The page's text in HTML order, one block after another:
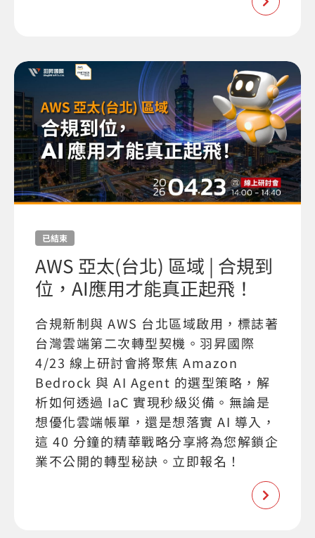
已結束
AWS 亞太(台北) 區域 | 合規到
位，AI應用才能真正起飛！
合規新制與 AWS 台北區域啟用，標誌著
台灣雲端第二次轉型契機。羽昇國際
4/23 線上研討會將聚焦 Amazon
Bedrock 與 AI Agent 的選型策略，解
析如何透過 IaC 實現秒級災備。無論是
想優化雲端帳單，還是想落實 AI 導入，
這 40 分鐘的精華戰略分享將為您解鎖企
業不公開的轉型秘訣。立即報名！